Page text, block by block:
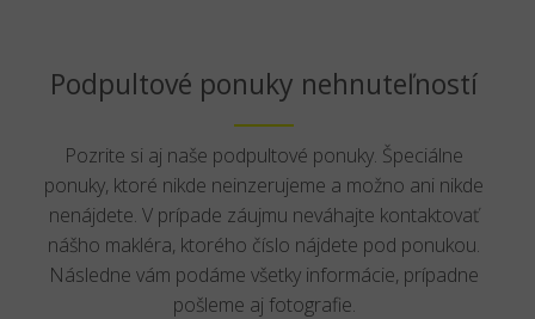
Podpultové ponuky nehnuteľností
Pozrite si aj naše podpultové ponuky. Špeciálne
ponuky, ktoré nikde neinzerujeme a možno ani nikde
nenájdete. V prípade záujmu neváhajte kontaktovať
nášho makléra, ktorého číslo nájdete pod ponukou.
Následne vám podáme všetky informácie, prípadne
pošleme aj fotografie.